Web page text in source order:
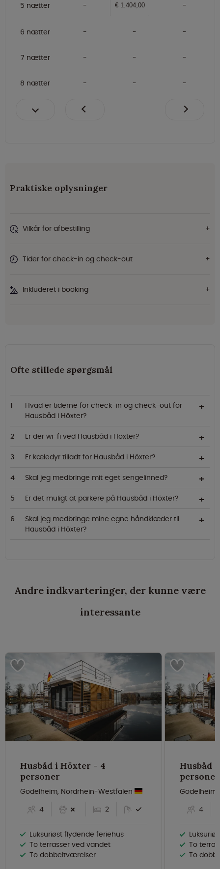
5 nætter € 1.404,00
6 nætter
7 nætter
8 nætter
Praktiske oplysninger
Vilkår for afbestilling
Tider for check-in og check-out
Inkluderet i booking
Ofte stillede spørgsmål
Hvad er tiderne for check-in og check-out for
Hausbåd i Höxter?
Er der wi-fi ved Hausbåd i Höxter?
Er kæledyr tilladt for Hausbåd i Höxter?
Skal jeg medbringe mit eget sengelinned?
Er det muligt at parkere på Hausbåd i Höxter?
Skal jeg medbringe mine egne håndklæder til
Hausbåd i Höxter?
Andre indkvarteringer, der kunne være
interessante
Husbåd i Höxter - 4
personer
Godelheim, Nordrhein-Westfalen
4
2
Luksuriøst flydende feriehus
To terrasser ved vandet
To dobbeltværelser
Husbåd i
personer
4
To
To